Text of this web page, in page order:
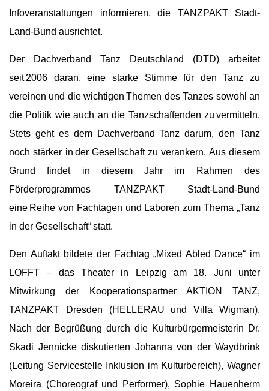
Infoveranstaltungen informieren, die TANZPAKT Stadt-
Land-Bund ausrichtet.
Der Dachverband Tanz Deutschland (DTD) arbeitet
seit 2006 daran, eine starke Stimme für den Tanz zu
vereinen und die wichtigen Themen des Tanzes sowohl an
die Politik wie auch an die Tanzschaffenden zu vermitteln.
Stets geht es dem Dachverband Tanz darum, den Tanz
noch stärker in der Gesellschaft zu verankern. Aus diesem
Grund findet in diesem Jahr im Rahmen des
Förderprogrammes TANZPAKT Stadt-Land-Bund
eine Reihe von Fachtagen und Laboren zum Thema „Tanz
in der Gesellschaft“ statt.
Den Auftakt bildete der Fachtag „Mixed Abled Dance“ im
LOFFT – das Theater in Leipzig am 18. Juni unter
Mitwirkung der Kooperationspartner AKTION TANZ,
TANZPAKT Dresden (HELLERAU und Villa Wigman).
Nach der Begrüßung durch die Kulturbürgermeisterin Dr.
Skadi Jennicke diskutierten Johanna von der Waydbrink
(Leitung Servicestelle Inklusion im Kulturbereich), Wagner
Moreira (Choreograf und Performer), Sophie Hauenherm